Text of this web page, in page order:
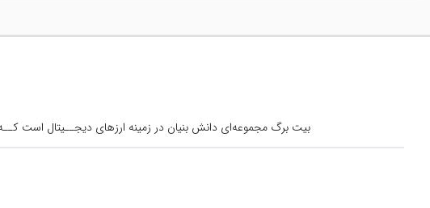
بیت برگ مجموعه‌ای دانش بنیان در زمینه ارزهای دیجــیتال است کــه از ســال ۱۳۹۷ بــا